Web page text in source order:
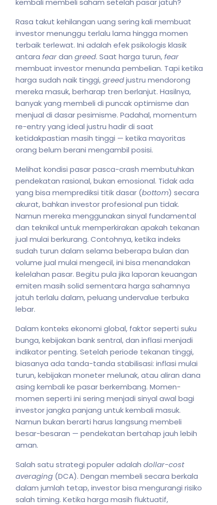
kembali membeli saham setelah pasar jatuh?
Rasa takut kehilangan uang sering kali membuat
investor menunggu terlalu lama hingga momen
terbaik terlewat. Ini adalah efek psikologis klasik
antara feardan greed. Saat harga turun,fear
membuat investor menunda pembelian. Tapi ketika
harga sudah naik tinggi,greedjustru mendorong
mereka masuk, berharap tren berlanjut. Hasilnya,
banyak yang membeli di puncak optimisme dan
menjual di dasar pesimisme. Padahal, momentum
re-entry yang ideal justru hadir di saat
ketidakpastian masih tinggi — ketika mayoritas
orang belum berani mengambil posisi.
Melihat kondisi pasar pasca-crash membutuhkan
pendekatan rasional, bukan emosional. Tidak ada
yang bisa memprediksi titik dasar (bottom) secara
akurat, bahkan investor profesional pun tidak.
Namun mereka menggunakan sinyal fundamental
dan teknikal untuk memperkirakan apakah tekanan
jual mulai berkurang. Contohnya, ketika indeks
sudah turun dalam selama beberapa bulan dan
volume jual mulai mengecil, ini bisa menandakan
kelelahan pasar. Begitu pula jika laporan keuangan
emiten masih solid sementara harga sahamnya
jatuh terlalu dalam, peluang undervalue terbuka
lebar.
Dalam konteks ekonomi global, faktor seperti suku
bunga, kebijakan bank sentral, dan inflasi menjadi
indikator penting. Setelah periode tekanan tinggi,
biasanya ada tanda-tanda stabilisasi: inflasi mulai
turun, kebijakan moneter melunak, atau aliran dana
asing kembali ke pasar berkembang. Momen-
momen seperti ini sering menjadi sinyal awal bagi
investor jangka panjang untuk kembali masuk.
Namun bukan berarti harus langsung membeli
besar-besaran — pendekatan bertahap jauh lebih
aman.
Salah satu strategi populer adalah dollar-cost
averaging (DCA). Dengan membeli secara berkala
dalam jumlah tetap, investor bisa mengurangi risiko
salah timing. Ketika harga masih fluktuatif,